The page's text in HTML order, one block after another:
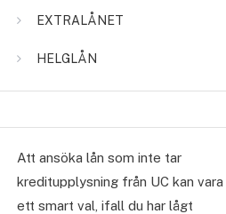
EXTRALÅNET
HELGLÅN
Att ansöka lån som inte tar
kreditupplysning från UC kan vara
ett smart val, ifall du har lågt